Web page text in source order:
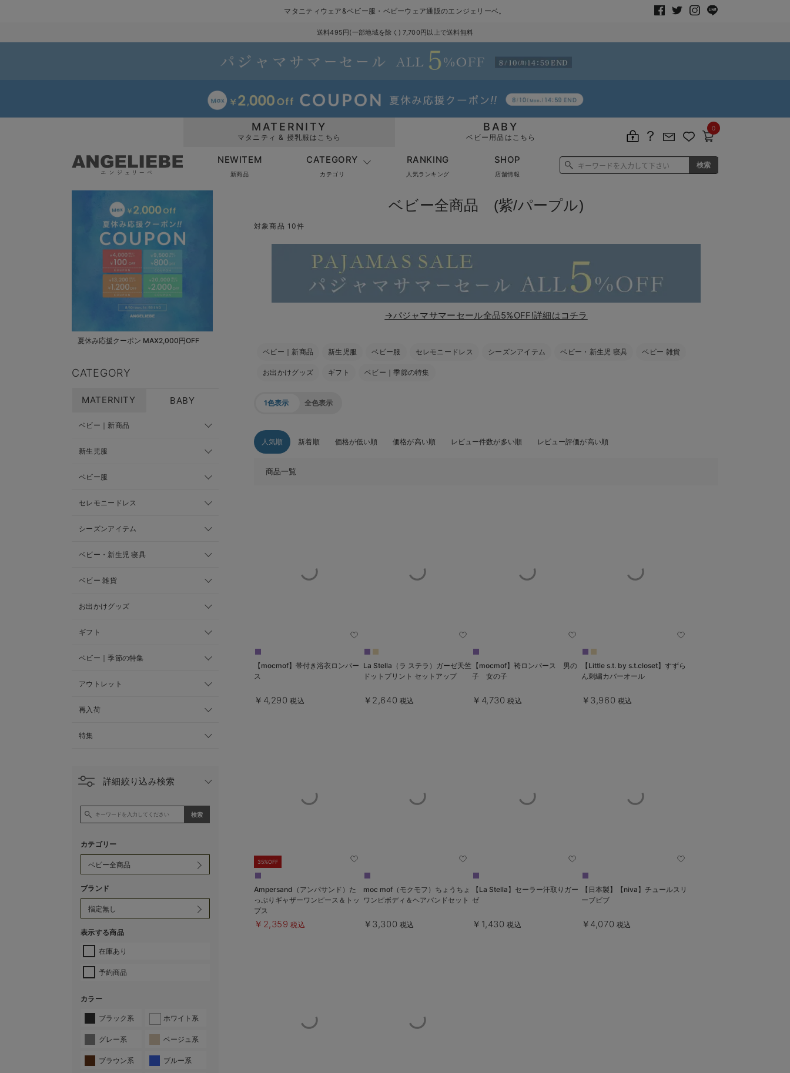
マタニティウェア&ベビー服・ベビーウェア通販のエンジェリーベ。
送料495円(一部地域を除く) 7,700円以上で送料無料
MATERNITY
マタニティ & 授乳服はこちら
BABY
ベビー用品はこちら
0
NEWITEM
新商品
CATEGORY
カテゴリ
RANKING
人気ランキング
SHOP
店舗情報
夏休み応援クーポン MAX2,000円OFF
CATEGORY
MATERNITY BABY
ベビー｜新商品
新生児服
ベビー服
セレモニードレス
シーズンアイテム
ベビー・新生児 寝具
ベビー 雑貨
お出かけグッズ
ギフト
ベビー｜季節の特集
アウトレット
再入荷
特集
詳細絞り込み検索
カテゴリー
ブランド
表示する商品
在庫あり
予約商品
カラー
ブラック系 ホワイト系
グレー系 ベージュ系
ブラウン系 ブルー系
ベビー全商品 (紫/パープル)
対象商品 10件
→パジャマサマーセール全品5%OFF!詳細はコチラ
ベビー｜新商品 新生児服 ベビー服 セレモニードレス シーズンアイテム ベビー・新生児 寝具 ベビー 雑貨
お出かけグッズ ギフト ベビー｜季節の特集
1色表示 全色表示
人気順 新着順 価格が低い順 価格が高い順 レビュー件数が多い順 レビュー評価が高い順
商品一覧
【mocmof】帯付き浴衣ロンパー
ス
￥4,290 税込
La Stella（ラ ステラ）ガーゼ天竺
ドットプリント セットアップ
￥2,640 税込
【mocmof】袴ロンパース 男の
子 女の子
￥4,730 税込
【Little s.t. by s.t.closet】すずら
ん刺繍カバーオール
￥3,960 税込
35%OFF
Ampersand（アンパサンド）た
っぷりギャザーワンピース＆トッ
プス
￥2,359 税込
moc mof（モクモフ）ちょうちょ
ワンピボディ＆ヘアバンドセット
￥3,300 税込
【La Stella】セーラー汗取りガー
ゼ
￥1,430 税込
【日本製】【niva】チュールスリ
ーブビブ
￥4,070 税込